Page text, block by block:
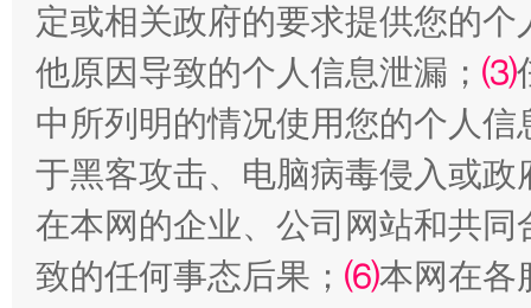
全民健身五年计划来了！等你上场
定或相关政府的要求提供您的个
他原因导致的个人信息泄漏； ⑶
中所列明的情况使用您的个人
于黑客攻击、电脑病毒侵入或
在本网的企业、公司网站和共
致的任何事态后果； ⑹本网在各